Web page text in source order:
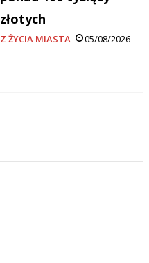
złotych
Z ŻYCIA MIASTA 05/08/2026